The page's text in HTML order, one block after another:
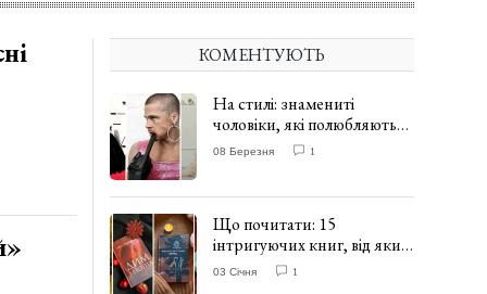
КОМЕНТУЮТЬ
На стилі: знамениті
чоловіки, які полюбляють
одягати сукні. ФОТО
08 Березня 1
Що почитати: 15
інтригуючих книг, від яких
важко відірватись. ФОТО
03 Січня 1